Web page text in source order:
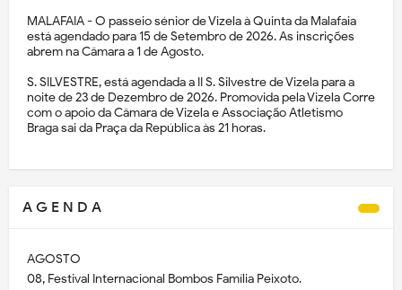
MALAFAIA - O passeio sénior de Vizela à Quinta da Malafaia
está agendado para 15 de Setembro de 2026. As inscrições
abrem na Câmara a 1 de Agosto.
S. SILVESTRE, está agendada a II S. Silvestre de Vizela para a
noite de 23 de Dezembro de 2026. Promovida pela Vizela Corre
com o apoio da Câmara de Vizela e Associação Atletismo
Braga sai da Praça da República às 21 horas.
A G E N D A
AGOSTO
08, Festival Internacional Bombos Família Peixoto.